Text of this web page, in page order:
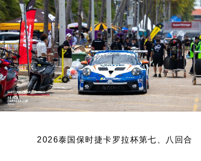
2026泰国保时捷卡罗拉杯第七、八回合